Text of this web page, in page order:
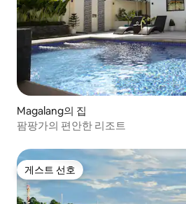
Magalang의 집
팜팡가의 편안한 리조트
게스트 선호
게스트 선호